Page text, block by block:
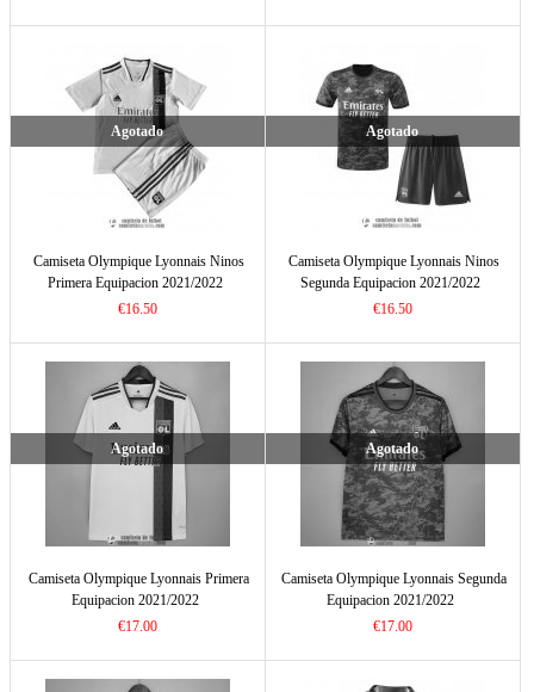
Agotado
Camiseta Olympique Lyonnais Ninos
Primera Equipacion 2021/2022
€16.50
Agotado
Camiseta Olympique Lyonnais Ninos
Segunda Equipacion 2021/2022
€16.50
Agotado
Camiseta Olympique Lyonnais Primera
Equipacion 2021/2022
€17.00
Agotado
Camiseta Olympique Lyonnais Segunda
Equipacion 2021/2022
€17.00